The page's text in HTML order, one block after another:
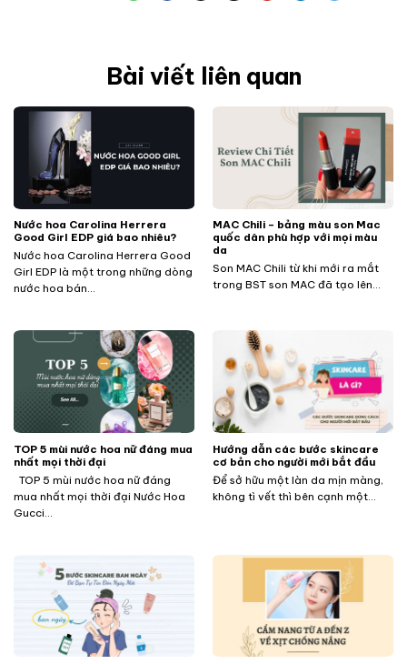
Bài viết liên quan
Nước hoa Carolina Herrera
Good Girl EDP giá bao nhiêu?
Nước hoa Carolina Herrera Good
Girl EDP là một trong những dòng
nước hoa bán...
MAC Chili – bảng màu son Mac
quốc dân phù hợp với mọi màu
da
Son MAC Chili từ khi mới ra mắt
trong BST son MAC đã tạo lên...
TOP 5 mùi nước hoa nữ đáng mua
nhất mọi thời đại
TOP 5 mùi nước hoa nữ đáng
mua nhất mọi thời đại Nước Hoa
Gucci...
Hướng dẫn các bước skincare
cơ bản cho người mới bắt đầu
Để sở hữu một làn da mịn màng,
không tì vết thì bên cạnh một...